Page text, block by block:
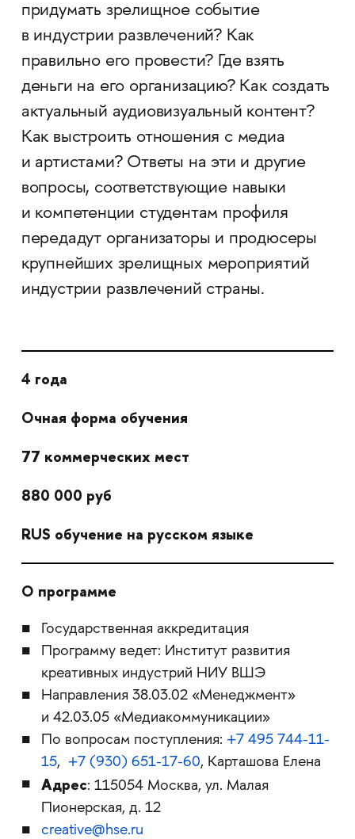
придумать зрелищное событие
в индустрии развлечений? Как
правильно его провести? Где взять
деньги на его организацию? Как создать
актуальный аудиовизуальный контент?
Как выстроить отношения с медиа
и артистами? Ответы на эти и другие
вопросы, соответствующие навыки
и компетенции студентам профиля
передадут организаторы и продюсеры
крупнейших зрелищных мероприятий
индустрии развлечений страны.
4 года
Очная форма обучения
77 коммерческих мест
880 000 руб
RUS обучение на русском языке
О программе
Государственная аккредитация
Программу ведет: Институт развития
креативных индустрий НИУ ВШЭ
Направления 38.03.02 «Менеджмент»
и 42.03.05 «Медиакоммуникации»
По вопросам поступления: +7 495 744-11-
15, +7 (930) 651-17-60, Карташова Елена
Адрес: 115054 Москва, ул. Малая
Пионерская, д. 12
creative@hse.ru